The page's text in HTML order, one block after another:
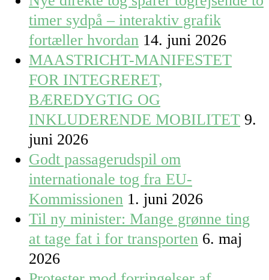
timer sydpå – interaktiv grafik
fortæller hvordan 14. juni 2026
MAASTRICHT-MANIFESTET
FOR INTEGRERET,
BÆREDYGTIG OG
INKLUDERENDE MOBILITET 9.
juni 2026
Godt passagerudspil om
internationale tog fra EU-
Kommissionen 1. juni 2026
Til ny minister: Mange grønne ting
at tage fat i for transporten 6. maj
2026